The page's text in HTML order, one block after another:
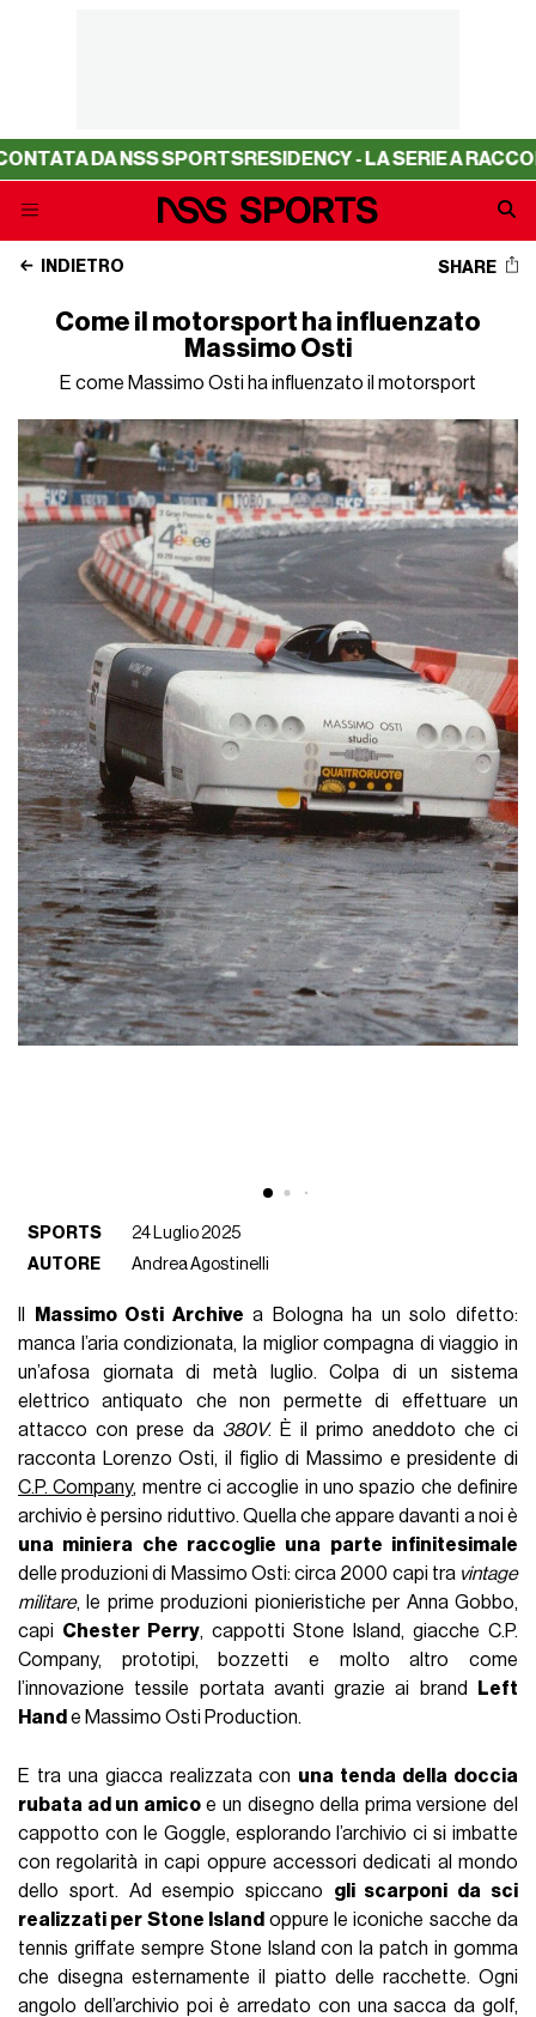
NSS SPORTSRESIDENCY - LA SERIE A RACCONTATA DA
INDIETRO SHARE
Come il motorsport ha influenzato
Massimo Osti
E come Massimo Osti ha influenzato il motorsport
SPORTS
24 Luglio 2025
AUTORE
Andrea Agostinelli
Massimo Osti Archive a Bologna ha un solo difetto:
manca l’aria condizionata, la miglior compagna di viaggio in
un’afosa giornata di metà luglio. Colpa di un sistema
elettrico antiquato che non permette di effettuare un
attacco con prese da 380V. È il primo aneddoto che ci
racconta Lorenzo Osti, il figlio di Massimo e presidente di
C.P. Company, mentre ci accoglie in uno spazio che definire
archivio è persino riduttivo. Quella che appare davanti a noi è
una miniera che raccoglie una parte infinitesimale
delle produzioni di Massimo Osti: circa 2000 capi tra vintage
militare, le prime produzioni pionieristiche per Anna Gobbo,
capi Chester Perry, cappotti Stone Island, giacche C.P.
Company, prototipi, bozzetti e molto altro come
l’innovazione tessile portata avanti grazie ai brand
Left
Hand e Massimo Osti Production.
E tra una giacca realizzata con una tenda della doccia
rubata ad un amicoe un disegno della prima versione del
cappotto con le Goggle, esplorando l’archivio ci si imbatte
con regolarità in capi oppure accessori dedicati al mondo
dello sport. Ad esempio spiccano gli scarponi da sci
realizzati per Stone Island oppure le iconiche sacche da
tennis griffate sempre Stone Island con la patch in gomma
che disegna esternamente il piatto delle racchette. Ogni
angolo dell’archivio poi è arredato con una sacca da golf,